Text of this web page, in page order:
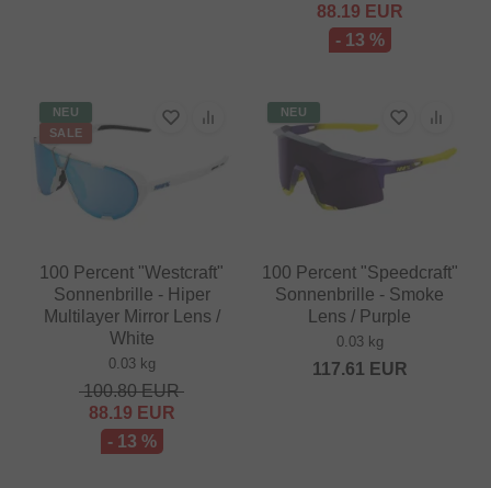
88.19 EUR
- 13 %
NEU
SALE
100 Percent "Westcraft"
Sonnenbrille - Hiper
Multilayer Mirror Lens /
White
0.03 kg
100.80EUR
88.19 EUR
- 13 %
NEU
100 Percent "Speedcraft"
Sonnenbrille - Smoke
Lens / Purple
0.03 kg
117.61 EUR